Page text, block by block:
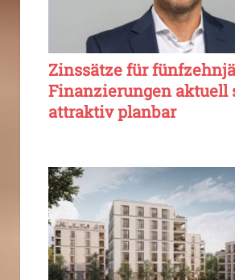
Zinssätze für
Finanzierungen aktuell
attraktiv planbar